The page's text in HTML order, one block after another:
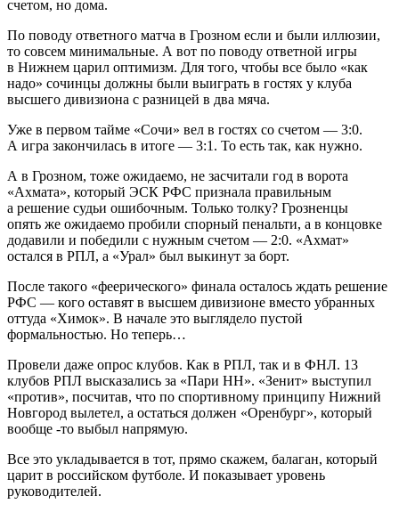
счетом, но дома.
По поводу ответного матча в Грозном если и были иллюзии,
то совсем минимальные. А вот по поводу ответной игры
в Нижнем царил оптимизм. Для того, чтобы все было «как
надо» сочинцы должны были выиграть в гостях у клуба
высшего дивизиона с разницей в два мяча.
Уже в первом тайме «Сочи» вел в гостях со счетом — 3:0.
А игра закончилась в итоге — 3:1. То есть так, как нужно.
А в Грозном, тоже ожидаемо, не засчитали год в ворота
«Ахмата», который ЭСК РФС признала правильным
а решение судьи ошибочным. Только толку? Грозненцы
опять же ожидаемо пробили спорный пенальти, а в концовке
додавили и победили с нужным счетом — 2:0. «Ахмат»
остался в РПЛ, а «Урал» был выкинут за борт.
После такого «феерического» финала осталось ждать решение
РФС — кого оставят в высшем дивизионе вместо убранных
оттуда «Химок». В начале это выглядело пустой
формальностью. Но теперь…
Провели даже опрос клубов. Как в РПЛ, так и в ФНЛ. 13
клубов РПЛ высказались за «Пари НН». «Зенит» выступил
«против», посчитав, что по спортивному принципу Нижний
Новгород вылетел, а остаться должен «Оренбург», который
вообще -то выбыл напрямую.
Все это укладывается в тот, прямо скажем, балаган, который
царит в российском футболе. И показывает уровень
руководителей.